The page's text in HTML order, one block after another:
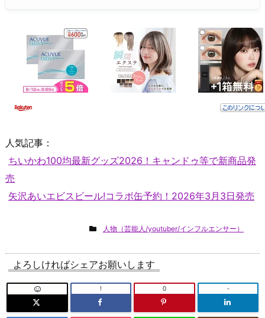
人気記事：
ちいかわ100均最新グッズ2026！キャンドゥ等で新商品発
売
矢沢あいエビスビール!コラボ缶予約！2026年3月3日発売
人物（芸能人/youtuber/インフルエンサー）
よろしければシェアお願いします
! 0 -